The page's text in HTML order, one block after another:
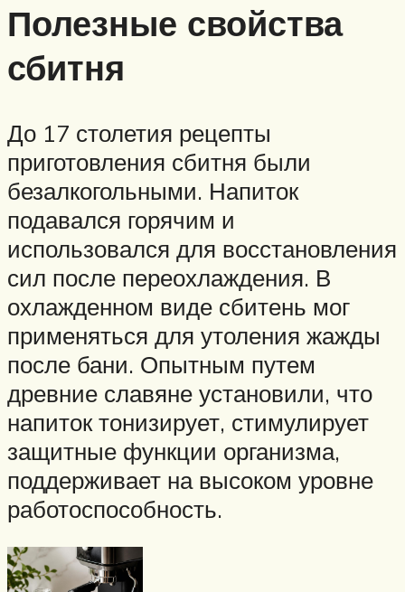
Полезные свойства
сбитня
До 17 столетия рецепты
приготовления сбитня были
безалкогольными. Напиток
подавался горячим и
использовался для восстановления
сил после переохлаждения. В
охлажденном виде сбитень мог
применяться для утоления жажды
после бани. Опытным путем
древние славяне установили, что
напиток тонизирует, стимулирует
защитные функции организма,
поддерживает на высоком уровне
работоспособность.